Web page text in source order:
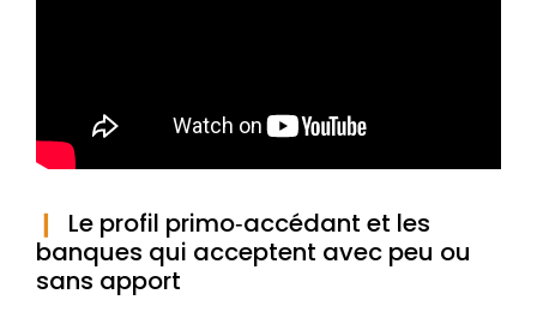
Le profil primo‑accédant et les
banques qui acceptent avec peu ou
sans apport